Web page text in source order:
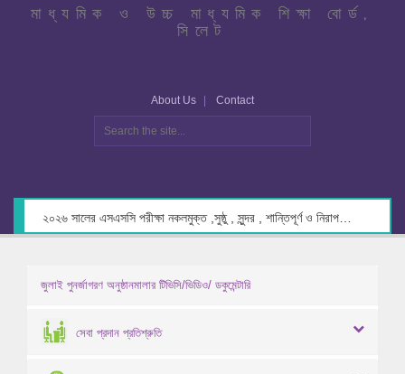
মাধ্যমিক ও উচ্চ মাধ্যমিক শিক্ষা বোর্ড,
সিলেট
About Us Contact
জুলাই পুনর্জাগরণ অনুষ্ঠানমালার টিভিসি/ভিডিও/ ডকুমেন্টারি
সেবা প্রদান প্রতিশ্রুতি